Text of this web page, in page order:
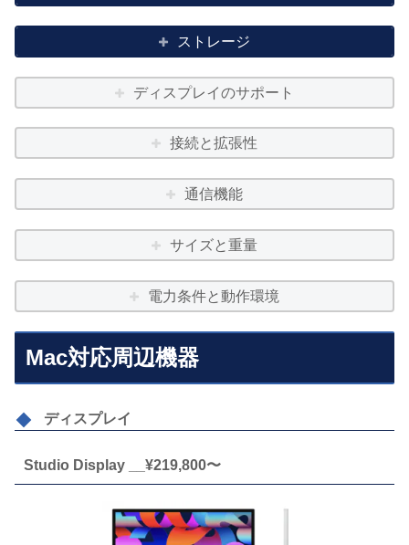
ストレージ
ディスプレイのサポート
接続と拡張性
通信機能
サイズと重量
電力条件と動作環境
Mac対応周辺機器
ディスプレイ
Studio Display __¥219,800〜